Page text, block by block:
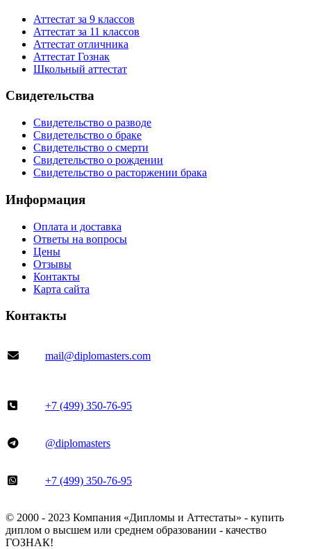
Аттестат за 9 классов
Аттестат за 11 классов
Аттестат отличника
Аттестат Гознак
Школьный аттестат
Свидетельства
Свидетельство о разводе
Свидетельство о браке
Свидетельство о смерти
Свидетельство о рождении
Свидетельство о расторжении брака
Информация
Оплата и доставка
Ответы на вопросы
Цены
Отзывы
Контакты
Карта сайта
Контакты
mail@diplomasters.com
+7 (499) 350-76-95
@diplomasters
+7 (499) 350-76-95
© 2000 - 2023 Компания «Дипломы и Аттестаты» - купить
диплом о высшем или среднем образовании - качество
ГОЗНАК!